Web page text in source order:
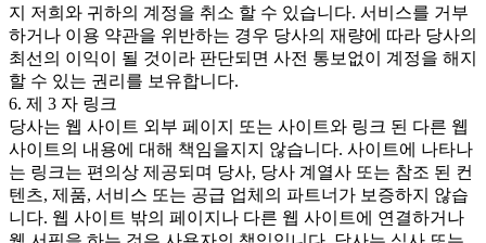
지 저희와 귀하의 계정을 취소 할 수 있습니다. 서비스를 거부
하거나 이용 약관을 위반하는 경우 당사의 재량에 따라 당사의
최선의 이익이 될 것이라 판단되면 사전 통보없이 계정을 해지
할 수 있는 권리를 보유합니다.
6. 제 3 자 링크
당사는 웹 사이트 외부 페이지 또는 사이트와 링크 된 다른 웹
사이트의 내용에 대해 책임을지지 않습니다. 사이트에 나타나
는 링크는 편의상 제공되며 당사, 당사 계열사 또는 참조 된 컨
텐츠, 제품, 서비스 또는 공급 업체의 파트너가 보증하지 않습
니다. 웹 사이트 밖의 페이지나 다른 웹 사이트에 연결하거나